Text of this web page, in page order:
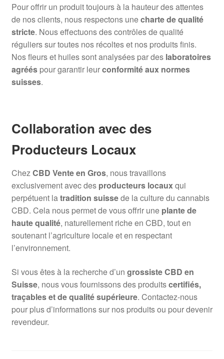
Pour offrir un produit toujours à la hauteur des attentes
de nos clients, nous respectons unecharte de qualité
stricte. Nous effectuons des contrôles de qualité
réguliers sur toutes nos récoltes et nos produits finis.
Nos fleurs et huiles sont analysées par des laboratoires
agrééspour garantir leurconformité aux normes
suisses.
Collaboration avec des
Producteurs Locaux
ChezCBD Vente en Gros, nous travaillons
exclusivement avec des producteurs locauxqui
perpétuent latradition suissede la culture du cannabis
CBD. Cela nous permet de vous offrir une plante de
haute qualité, naturellement riche en CBD, tout en
soutenant l’agriculture locale et en respectant
l’environnement.
Si vous êtes à la recherche d’un grossiste CBD en
Suisse, nous vous fournissons des produitscertifiés,
traçables et de qualité supérieure. Contactez-nous
pour plus d’informations sur nos produits ou pour devenir
revendeur.